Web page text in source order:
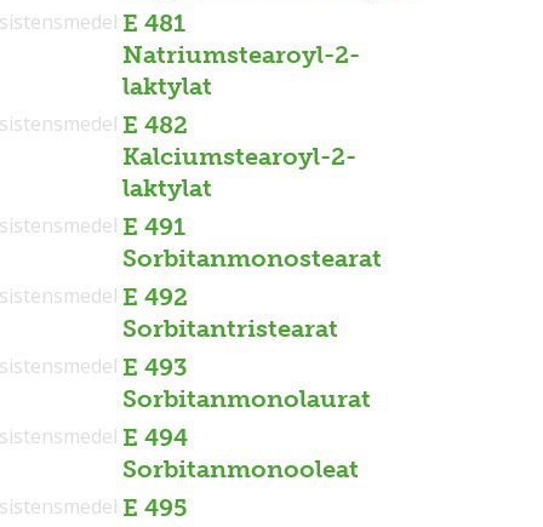
E 481
Natriumstearoyl-2-
laktylat
E 482
Kalciumstearoyl-2-
laktylat
E 491
Sorbitanmonostearat
E 492
Sorbitantristearat
E 493
Sorbitanmonolaurat
E 494
Sorbitanmonooleat
E 495